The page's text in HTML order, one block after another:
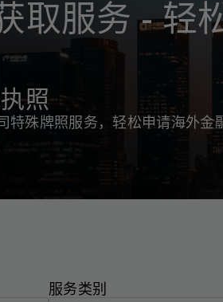
取服务 - 轻
照
特殊牌照服务，轻松申请海外金
服务类别